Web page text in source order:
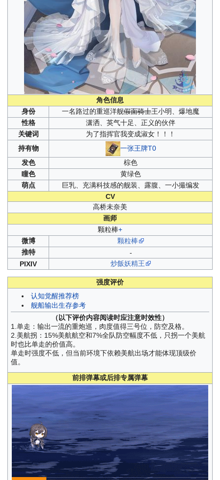
角色信息
身份
一名路过的重巡洋舰假面骑士王小明、 爆地魔
性格
潇洒、英气十足、正义的伙伴
关键词
为了指挥官我变成淑女！！！
持有物
一张王牌T0
发色
棕色
瞳色
黄绿色
萌点
巨乳、充满科技感的舰装、露腹、一小撮编发
CV
高桥未奈美
画师
颗粒棒+
微博
颗粒棒
推特
-
PIXIV
炒飯妖精王
强度评价
认知觉醒推荐榜
舰船输出生存参考
（以下评价内容阅读时应注意时效性）
1.单走：输出一流的重炮巡，肉度值得三号位，防空及格。
2.美航拐：15%美航航空和7%全队防空幅度不低，只拐一个美航
时也比单走的价值高。
单走时强度不低，但当前环境下依赖美航出场才能体现顶级价
值。
前排弹幕或后排专属弹幕